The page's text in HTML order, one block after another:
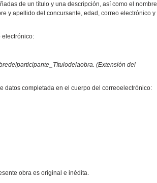
de un título y una descripción, así como el nombre
y apellido del concursante, edad, correo electrónico y
electrónico:
(Extensión del
datos completada en el cuerpo del correoelectrónico:
obra es original e inédita.